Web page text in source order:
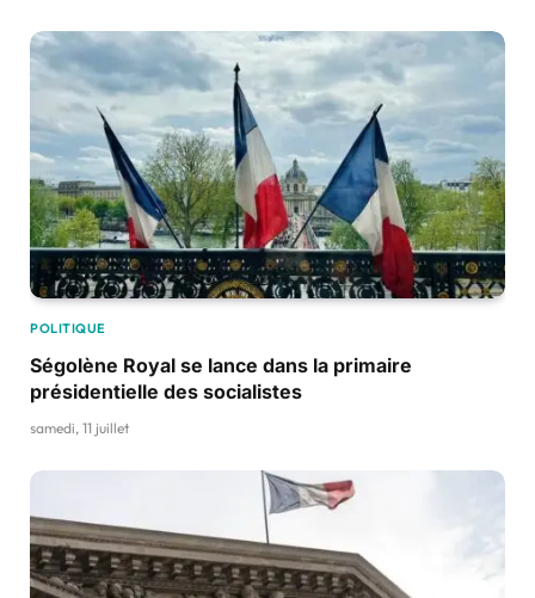
POLITIQUE
Ségolène Royal se lance dans la primaire
présidentielle des socialistes
samedi, 11 juillet